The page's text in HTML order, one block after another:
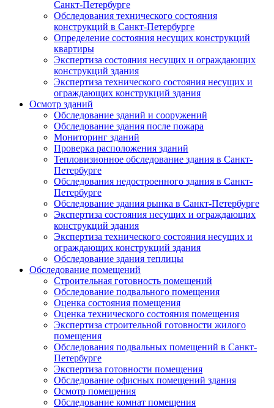
Санкт-Петербурге
Обследования технического состояния
конструкций в Санкт-Петербурге
Определение состояния несущих конструкций
квартиры
Экспертиза состояния несущих и ограждающих
конструкций здания
Экспертиза технического состояния несущих и
ограждающих конструкций здания
Осмотр зданий
Обследование зданий и сооружений
Обследование здания после пожара
Мониторинг зданий
Проверка расположения зданий
Тепловизионное обследование здания в Санкт-
Петербурге
Обследования недостроенного здания в Санкт-
Петербурге
Обследование здания рынка в Санкт-Петербурге
Экспертиза состояния несущих и ограждающих
конструкций здания
Экспертиза технического состояния несущих и
ограждающих конструкций здания
Обследование здания теплицы
Обследование помещений
Строительная готовность помещений
Обследование подвального помещения
Оценка состояния помещения
Оценка технического состояния помещения
Экспертиза строительной готовности жилого
помещения
Обследования подвальных помещений в Санкт-
Петербурге
Экспертиза готовности помещения
Обследование офисных помещений здания
Осмотр помещения
Обследование комнат помещения